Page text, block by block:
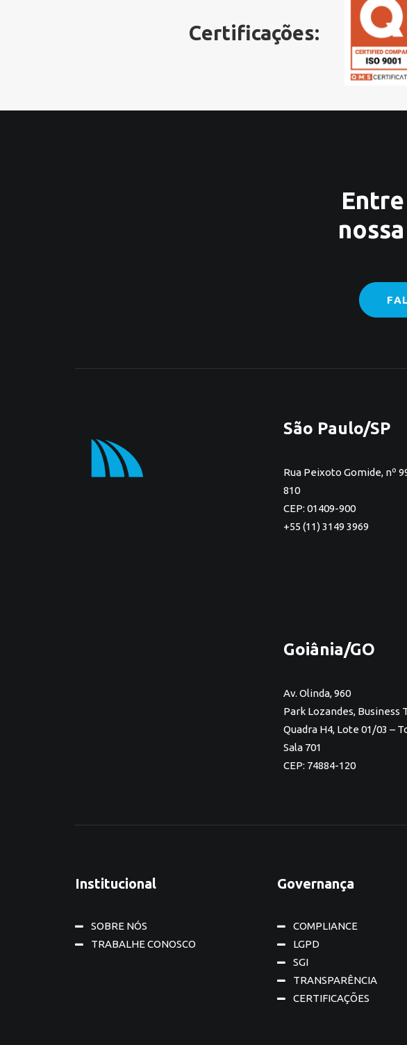
Certificações:
São Paulo/SP
Rua Peixoto Gomide, nº
810
CEP: 01409-900
+55 (11) 3149 3969
Goiânia/GO
Av. Olinda, 960
Park Lozandes, Business
Quadra H4, Lote 01/03 –
Sala 701
CEP: 74884-120
Institucional
SOBRE NÓS
TRABALHE CONOSCO
Governança
COMPLIANCE
LGPD
SGI
TRANSPARÊNCIA
CERTIFICAÇÕES